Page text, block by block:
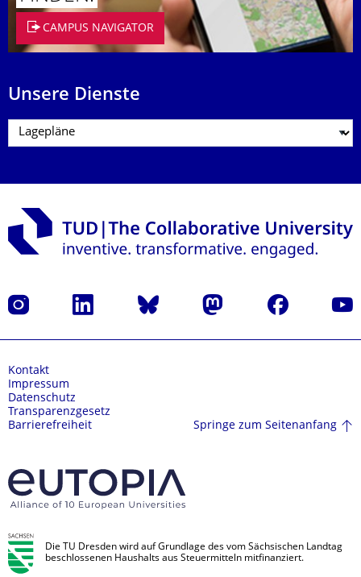
CAMPUS NAVIGATOR
Unsere Dienste
Instagram LinkedIn Bluesky Mastodon Facebook
Kontakt
Impressum
Datenschutz
Transparenzgesetz
Barrierefreiheit
Springe zum Seitenanfang
Die TU Dresden wird auf Grundlage des vom Sächsischen Landtag
beschlossenen Haushalts aus Steuermitteln mitfinanziert.